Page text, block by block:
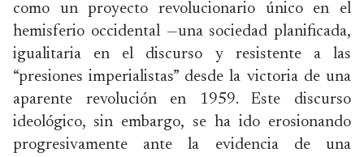
como un proyecto revolucionario único en el
hemisferio occidental —una sociedad planificada,
igualitaria en el discurso y resistente a las
“presiones imperialistas” desde la victoria de una
aparente revolución en 1959. Este discurso
ideológico, sin embargo, se ha ido erosionando
progresivamente ante la evidencia de una